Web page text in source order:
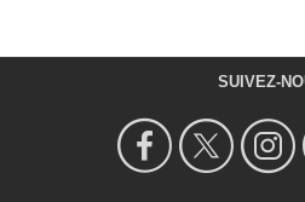
SUIVEZ-